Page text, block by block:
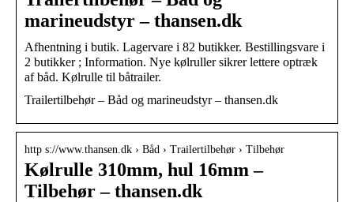
marineudstyr – thansen.dk
Afhentning i butik. Lagervare i 82 butikker. Bestillingsvare i
2 butikker ; Information. Nye kølruller sikrer lettere optræk
af båd. Kølrulle til båtrailer.
Trailertilbehør – Båd og marineudstyr – thansen.dk
http s://www.thansen.dk › Båd › Trailertilbehør › Tilbehør
Kølrulle 310mm, hul 16mm –
Tilbehør – thansen.dk